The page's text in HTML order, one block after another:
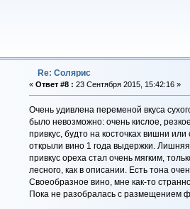
Re: Солярис
« Ответ #8 : 23 Сентября 2015, 15:42:16 »
Очень удивлена переменой вкуса
было невозможно: очень кислое,
привкус, будто на косточках вишни
открыли вино 1 года выдержки.
привкус ореха стал очень мягким,
лесного, как в описании. Есть тона
Своеобразное вино, мне как-то
Пока не разобралась с размещением